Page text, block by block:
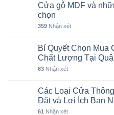
Cửa gỗ MDF và
chọn
359 Nhận xét
Bí Quyết Chọn Mua
Chất Lượng Tại
63 Nhận xét
Các Loại Cửa
Đặt và Lợi Ích Bạn
61 Nhận xét